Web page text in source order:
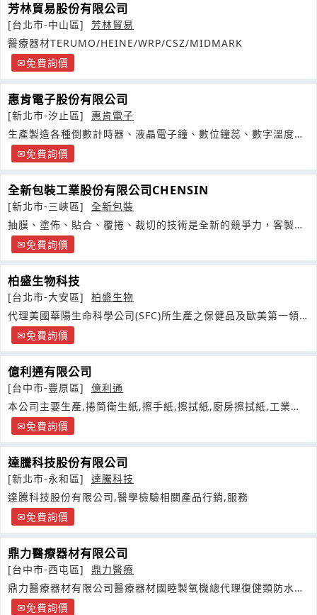
芳林貿易股份有限公司
[台北市-中山區]
芳林貿易
醫療器材TERUMO/HEINE/WRP/CSZ/MIDMARK
免費詢價
惠肯電子股份有限公司
[新北市-汐止區]
惠肯電子
生產製造各種倒數計時器、液晶電子鐘、數位鐘蕊、數字溫度
計、液晶世界時鐘
免費詢價
全新包裝工業股份有限公司CHENSIN
[新北市-三峽區]
全新包裝
抽膜、塗佈、貼合、覆捲、裁切的技術是全新的競爭力，客製化
的需求是全新對顧客最珍貴的價值
免費詢價
柏盛生物科技
[台北市-大安區]
柏盛生物
代理美國華陽生命科學公司(SFC)所生產之保健品及歐美第一領
導品牌睡眠光照機
免費詢價
億利通有限公司
[台中市-豐原區]
億利通
本公司主要生產,捲筒衛生紙,擦手紙,擦拭紙,廚房擦拭紙,工業用
擦拭紙免費詢價
達騰科技股份有限公司
[新北市-永和區]
達騰科技
達騰科技股份有限公司,醫學檢驗相關產品行銷,服務
免費詢價
鼎力醫療器材有限公司
[台中市-西屯區]
鼎力醫療
鼎力醫療器材有限公司醫療器材國睦製氧機總代理復健類防水透
氣照謢用品總代理
免費詢價